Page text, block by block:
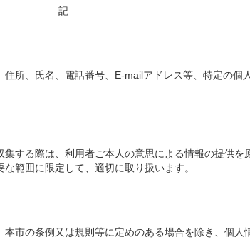
記
所、氏名、電話番号、E-mailアドレス等、特定の個
する際は、利用者ご本人の意思による情報の提供を
範囲に限定して、適切に取り扱います。
市の条例又は規則等に定めのある場合を除き、個人